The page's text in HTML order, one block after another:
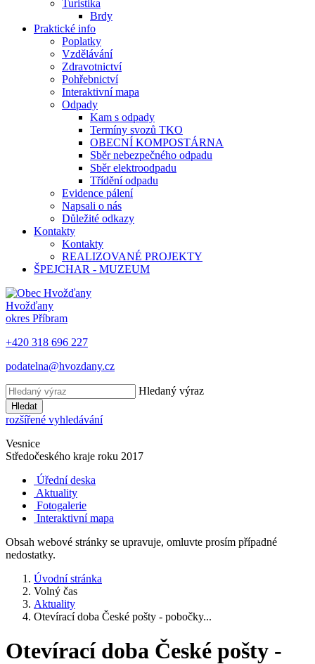
Turistika
Brdy
Praktické info
Poplatky
Vzdělávání
Zdravotnictví
Pohřebnictví
Interaktivní mapa
Odpady
Kam s odpady
Termíny svozů TKO
OBECNÍ KOMPOSTÁRNA
Sběr nebezpečného odpadu
Sběr elektroodpadu
Třídění odpadu
Evidence pálení
Napsali o nás
Důležité odkazy
Kontakty
Kontakty
REALIZOVANÉ PROJEKTY
ŠPEJCHAR - MUZEUM
Hvožďany
okres Příbram
+420 318 696 227
podatelna@hvozdany.cz
Hledaný výraz
Hledat
rozšířené vyhledávání
Vesnice
Středočeského kraje roku 2017
Úřední deska
Aktuality
Fotogalerie
Interaktivní mapa
Obsah webové stránky se upravuje, omluvte prosím případné
nedostatky.
Úvodní stránka
Volný čas
Aktuality
Otevírací doba České pošty - pobočky...
Otevírací doba České pošty -